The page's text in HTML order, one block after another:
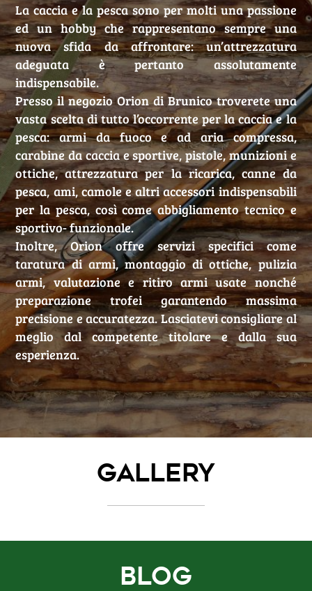
La caccia e la pesca sono per molti una passione
ed un hobby che rappresentano sempre una
nuova sfida da affrontare: un’attrezzatura
adeguata è pertanto assolutamente
indispensabile.
Presso il negozio Orion di Brunico troverete una
vasta scelta di tutto l’occorrente per la caccia e la
pesca: armi da fuoco e ad aria compressa,
carabine da caccia e sportive, pistole, munizioni e
ottiche, attrezzatura per la ricarica, canne da
pesca, ami, camole e altri accessori indispensabili
per la pesca, così come abbigliamento tecnico e
sportivo- funzionale.
Inoltre, Orion offre servizi specifici come
taratura di armi, montaggio di ottiche, pulizia
armi, valutazione e ritiro armi usate nonché
preparazione trofei garantendo massima
precisione e accuratezza. Lasciatevi consigliare al
meglio dal competente titolare e dalla sua
esperienza.
Gallery
Blog